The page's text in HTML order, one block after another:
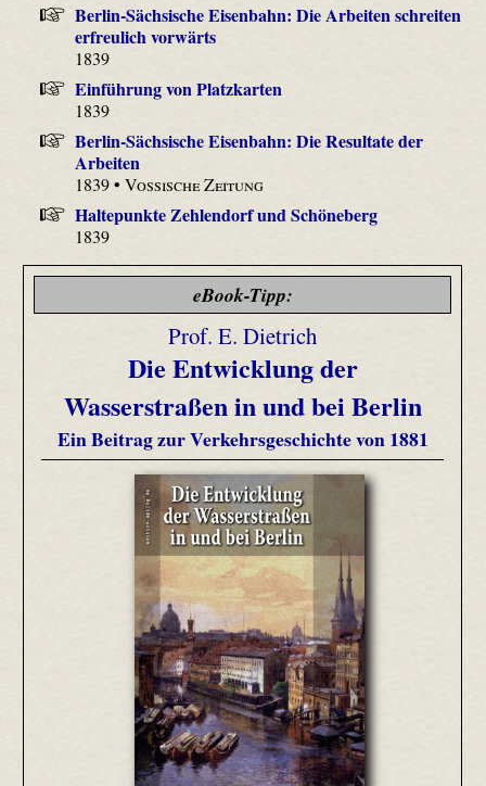
Berlin-Sächsische Eisenbahn: Die Arbeiten schreiten
erfreulich vorwärts
1839
Einführung von Platzkarten
1839
Berlin-Sächsische Eisenbahn: Die Resultate der
Arbeiten
1839 •Vossische Zeitung
Haltepunkte Zehlendorf und Schöneberg
1839
eBook-Tipp:
Prof. E. Dietrich
Die Entwicklung der
Wasserstraßen in und bei Berlin
Ein Beitrag zur Verkehrsgeschichte von 1881